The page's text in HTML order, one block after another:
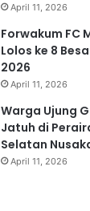
April 11, 2026
Forwakum FC
Lolos ke 8
2026
April 11, 2026
Warga Ujung
Jatuh di
Selatan
April 11, 2026